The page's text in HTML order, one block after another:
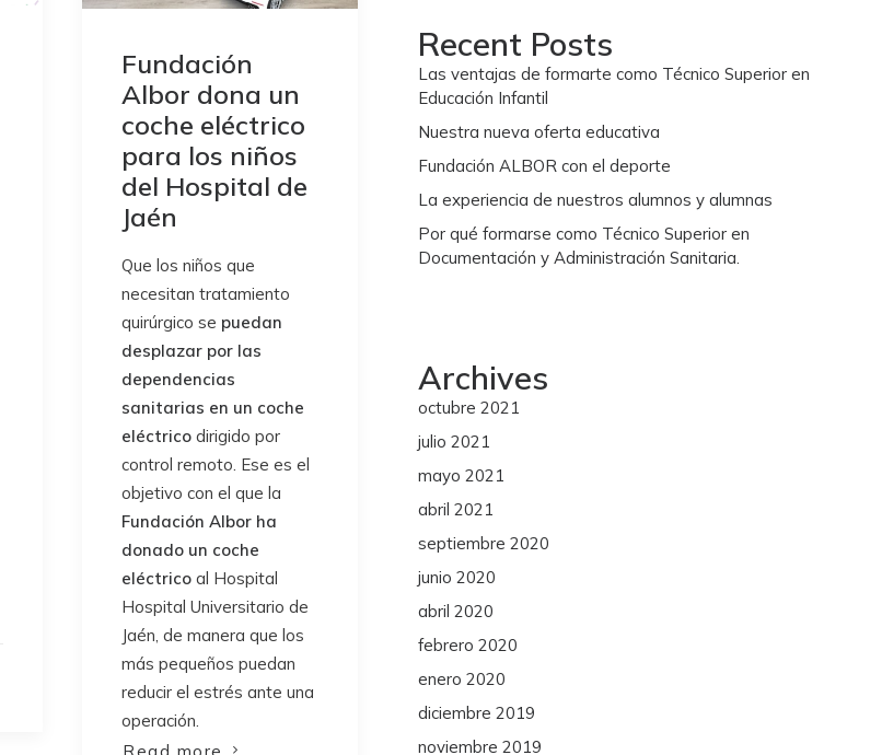
Fundación
Albor dona un
coche eléctrico
para los niños
del Hospital de
Jaén
Que los niños que
necesitan tratamiento
quirúrgico se puedan
desplazar por las
dependencias
sanitarias en un coche
eléctrico dirigido por
control remoto. Ese es el
objetivo con el que la
Fundación Albor ha
donado un coche
eléctrico al Hospital
Hospital Universitario de
Jaén, de manera que los
más pequeños puedan
reducir el estrés ante una
operación.
Read more
Recent Posts
Las ventajas de formarte como Técnico Superior en
Educación Infantil
Nuestra nueva oferta educativa
Fundación ALBOR con el deporte
La experiencia de nuestros alumnos y alumnas
Por qué formarse como Técnico Superior en
Documentación y Administración Sanitaria.
Archives
octubre 2021
julio 2021
mayo 2021
abril 2021
septiembre 2020
junio 2020
abril 2020
febrero 2020
enero 2020
diciembre 2019
noviembre 2019